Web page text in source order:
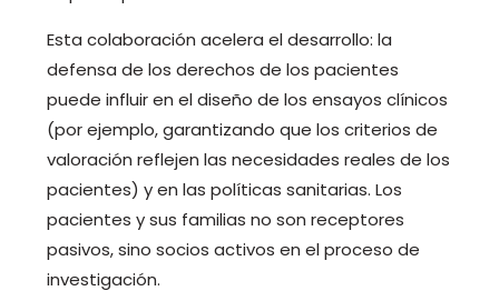
Esta colaboración acelera el desarrollo: la
defensa de los derechos de los pacientes
puede influir en el diseño de los ensayos clínicos
(por ejemplo, garantizando que los criterios de
valoración reflejen las necesidades reales de los
pacientes) y en las políticas sanitarias. Los
pacientes y sus familias no son receptores
pasivos, sino socios activos en el proceso de
investigación.